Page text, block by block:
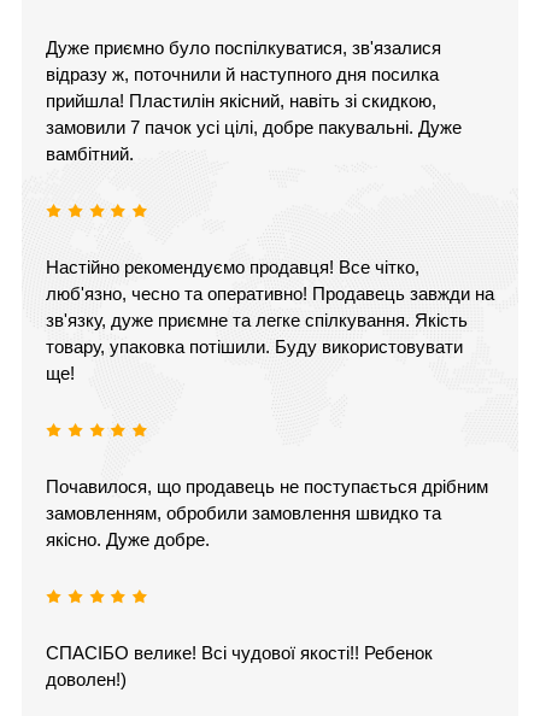
Дуже приємно було поспілкуватися, зв'язалися
відразу ж, поточнили й наступного дня посилка
прийшла! Пластилін якісний, навіть зі скидкою,
замовили 7 пачок усі цілі, добре пакувальні. Дуже
вамбітний.
Настійно рекомендуємо продавця! Все чітко,
люб'язно, чесно та оперативно! Продавець завжди на
зв'язку, дуже приємне та легке спілкування. Якість
товару, упаковка потішили. Буду використовувати
ще!
Почавилося, що продавець не поступається дрібним
замовленням, обробили замовлення швидко та
якісно. Дуже добре.
СПАСІБО велике! Всі чудової якості!! Ребенок
доволен!)